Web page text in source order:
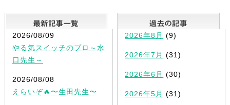
最新記事一覧
2026/08/09
やる気スイッチのプロ～水
口先生～
2026/08/08
えらいぞ🔥〜生田先生〜
2026年8月 (9)
2026年7月 (31)
2026年6月 (30)
2026年5月 (31)